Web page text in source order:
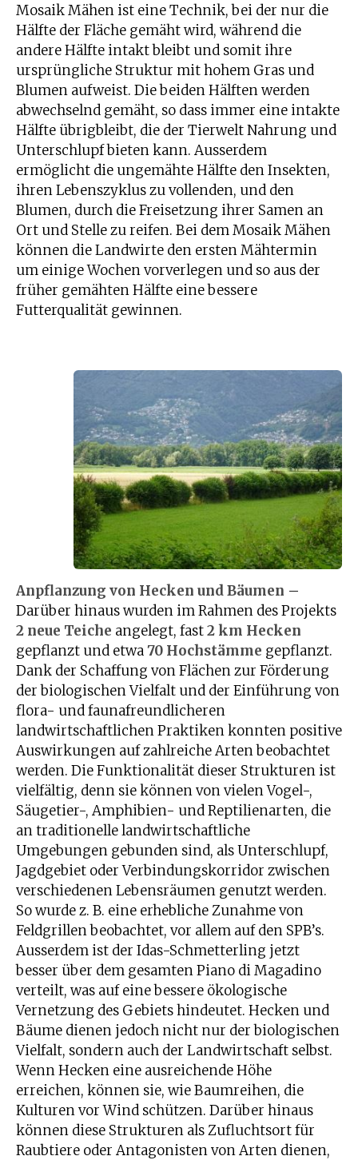
Mosaik Mähen ist eine Technik, bei der nur die
Hälfte der Fläche gemäht wird, während die
andere Hälfte intakt bleibt und somit ihre
ursprüngliche Struktur mit hohem Gras und
Blumen aufweist. Die beiden Hälften werden
abwechselnd gemäht, so dass immer eine intakte
Hälfte übrigbleibt, die der Tierwelt Nahrung und
Unterschlupf bieten kann. Ausserdem
ermöglicht die ungemähte Hälfte den Insekten,
ihren Lebenszyklus zu vollenden, und den
Blumen, durch die Freisetzung ihrer Samen an
Ort und Stelle zu reifen. Bei dem Mosaik Mähen
können die Landwirte den ersten Mähtermin
um einige Wochen vorverlegen und so aus der
früher gemähten Hälfte eine bessere
Futterqualität gewinnen.
Anpflanzung von Hecken und Bäumen –
Darüber hinaus wurden im Rahmen des Projekts
2 neue Teiche angelegt, fast2 km Hecken
gepflanzt und etwa70 Hochstämme gepflanzt.
Dank der Schaffung von Flächen zur Förderung
der biologischen Vielfalt und der Einführung von
flora- und faunafreundlicheren
landwirtschaftlichen Praktiken konnten positive
Auswirkungen auf zahlreiche Arten beobachtet
werden. Die Funktionalität dieser Strukturen ist
vielfältig, denn sie können von vielen Vogel-,
Säugetier-, Amphibien- und Reptilienarten, die
an traditionelle landwirtschaftliche
Umgebungen gebunden sind, als Unterschlupf,
Jagdgebiet oder Verbindungskorridor zwischen
verschiedenen Lebensräumen genutzt werden.
So wurde z. B. eine erhebliche Zunahme von
Feldgrillen beobachtet, vor allem auf den SPB’s.
Ausserdem ist der Idas-Schmetterling jetzt
besser über dem gesamten Piano di Magadino
verteilt, was auf eine bessere ökologische
Vernetzung des Gebiets hindeutet. Hecken und
Bäume dienen jedoch nicht nur der biologischen
Vielfalt, sondern auch der Landwirtschaft selbst.
Wenn Hecken eine ausreichende Höhe
erreichen, können sie, wie Baumreihen, die
Kulturen vor Wind schützen. Darüber hinaus
können diese Strukturen als Zufluchtsort für
Raubtiere oder Antagonisten von Arten dienen,